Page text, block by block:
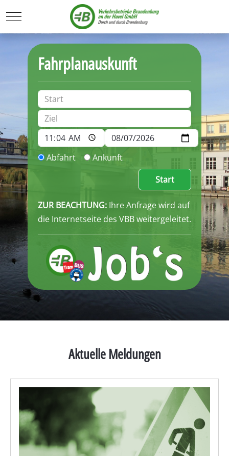
Mobile Menu Toggle
Fahrplanauskunft
Abfahrt
Ankunft
Start
ZUR BEACHTUNG: Ihre Anfrage wird auf
die Internetseite des VBB weitergeleitet.
Aktuelle Meldungen